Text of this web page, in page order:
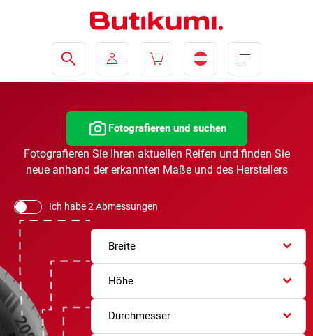
Fotografieren und suchen
Fotografieren Sie Ihren aktuellen Reifen und finden Sie
neue anhand der erkannten Maße und des Herstellers
Ich habe 2 Abmessungen
Breite
Höhe
Durchmesser